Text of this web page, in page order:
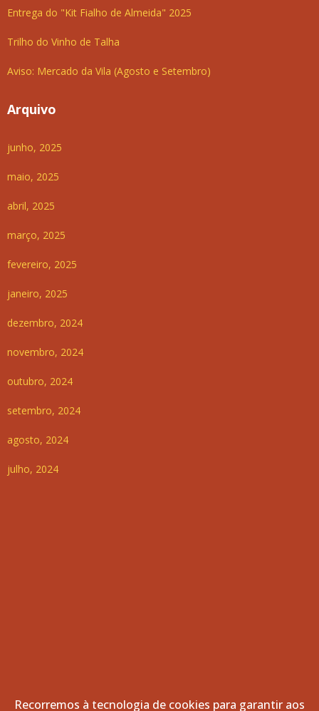
Entrega do "Kit Fialho de Almeida" 2025
Trilho do Vinho de Talha
Aviso: Mercado da Vila (Agosto e Setembro)
Arquivo
junho, 2025
maio, 2025
abril, 2025
março, 2025
fevereiro, 2025
janeiro, 2025
dezembro, 2024
novembro, 2024
outubro, 2024
setembro, 2024
agosto, 2024
julho, 2024
Recorremos à tecnologia de cookies para garantir aos